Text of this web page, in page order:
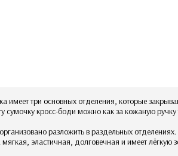
имеет три основных отделения, которые
кросс-боди можно как за кожаную
разложить в раздельных отделениях.
эластичная, долговечная и имеет лёгкую